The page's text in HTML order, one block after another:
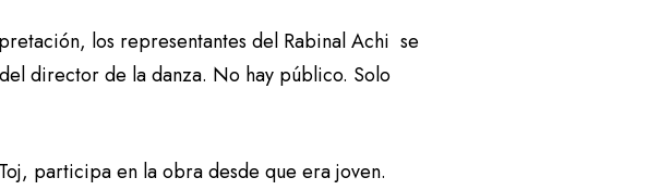
los representantes del Rabinal Achi se
director de la danza. No hay público. Solo
participa en la obra desde que era joven.